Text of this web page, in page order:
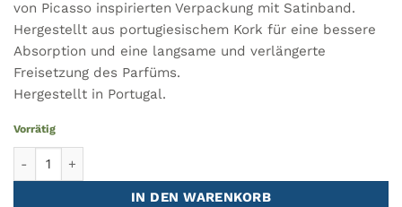
von Picasso inspirierten Verpackung mit Satinband.
Hergestellt aus portugiesischem Kork für eine bessere
Absorption und eine langsame und verlängerte
Freisetzung des Parfüms.
Hergestellt in Portugal.
Vorrätig
IN DEN WARENKORB